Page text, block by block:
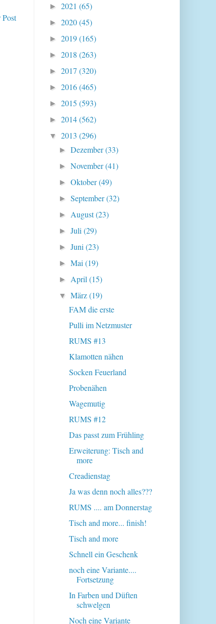
► 2021 (65)
► 2020(45)
► 2019(165)
► 2018 (263)
► 2017 (320)
► 2016(465)
► 2015 (593)
► 2014(562)
▼ 2013 (296)
►Dezember(33)
►November(41)
►Oktober(49)
►September(32)
► August(23)
►Juli(29)
►Juni(23)
►Mai(19)
► April(15)
▼März(19)
FAM die erste
Pulli im Netzmuster
RUMS #13
Klamotten nähen
Socken Feuerland
Probenähen
Wagemutig
RUMS #12
Das passt zum Frühling
Erweiterung: Tisch and
more
Creadienstag
Ja was denn noch alles???
RUMS .... am Donnerstag
Tisch and more... finish!
Tisch and more
Schnell ein Geschenk
noch eine Variante....
Fortsetzung
In Farben und Düften
schwelgen
Noch eine Variante